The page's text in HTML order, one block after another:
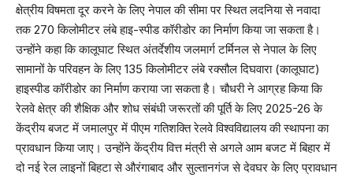
क्षेत्रीय विषमता दूर करने के लिए नेपाल की सीमा पर स्थित लदनिया से नवादा
तक 270 किलोमीटर लंबे हाइ-स्पीड कॉरीडोर का निर्माण किया जा सकता है।
उन्होंने कहा कि कालूघाट स्थित अंतर्देशीय जलमार्ग टर्मिनल से नेपाल के लिए
सामानों के परिवहन के लिए 135 किलोमीटर लंबे रक्सौल दिघवारा (कालूघाट)
हाइस्पीड कॉरीडोर का निर्माण कराया जा सकता है। चौधरी ने आग्रह किया कि
रेलवे क्षेत्र की शैक्षिक और शोध संबंधी जरूरतों की पूर्ति के लिए 2025-26 के
केंद्रीय बजट में जमालपुर में पीएम गतिशक्ति रेलवे विश्वविद्यालय की स्थापना का
प्रावधान किया जाए। उन्होंने केंद्रीय वित्त मंत्री से अगले आम बजट में बिहार में
दो नई रेल लाइनों बिहटा से औरंगाबाद और सुल्तानगंज से देवघर के लिए प्रावधान